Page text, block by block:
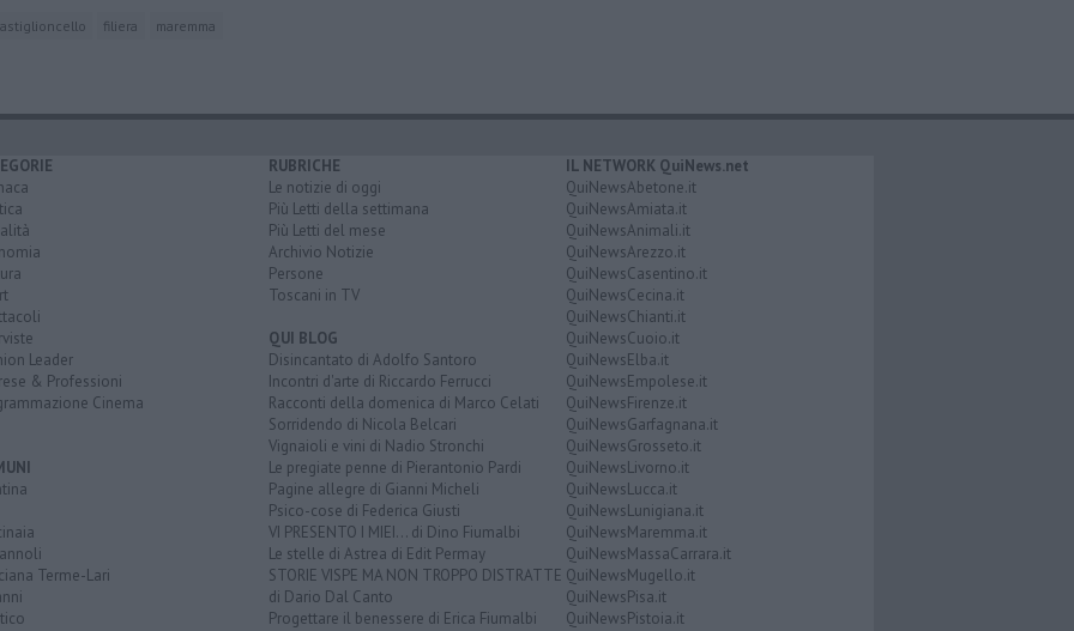
filiera maremma
Leader
& Professioni
Cinema
Terme-Lari
RUBRICHE
Le notizie di oggi
Più Letti della settimana
Più Letti del mese
Archivio Notizie
Persone
Toscani in TV
QUI BLOG
Disincantato di Adolfo Santoro
Incontri d'arte di Riccardo Ferrucci
Racconti della domenica di Marco Celati
Sorridendo di Nicola Belcari
Vignaioli e vini di Nadio Stronchi
Le pregiate penne di Pierantonio Pardi
Pagine allegre di Gianni Micheli
Psico-cose di Federica Giusti
VI PRESENTO I MIEI... di Dino Fiumalbi
Le stelle di Astrea di Edit Permay
STORIE VISPE MA NON TROPPO DISTRATTE
di Dario Dal Canto
Progettare il benessere di Erica Fiumalbi
IL NETWORK QuiNews.net
QuiNewsAbetone.it
QuiNewsAmiata.it
QuiNewsAnimali.it
QuiNewsArezzo.it
QuiNewsCasentino.it
QuiNewsCecina.it
QuiNewsChianti.it
QuiNewsCuoio.it
QuiNewsElba.it
QuiNewsEmpolese.it
QuiNewsFirenze.it
QuiNewsGarfagnana.it
QuiNewsGrosseto.it
QuiNewsLivorno.it
QuiNewsLucca.it
QuiNewsLunigiana.it
QuiNewsMaremma.it
QuiNewsMassaCarrara.it
QuiNewsMugello.it
QuiNewsPisa.it
QuiNewsPistoia.it